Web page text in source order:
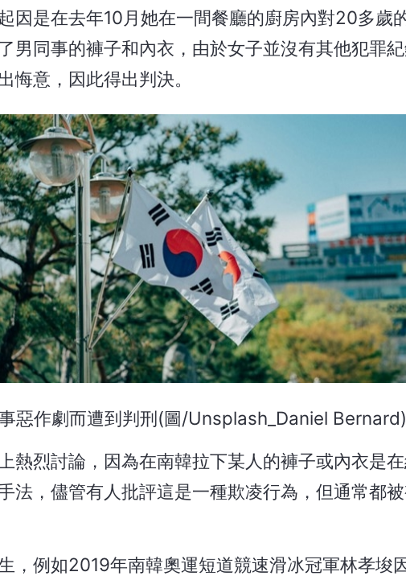
因是在去年10月她在一間餐廳的廚房內對20多歲
男同事的褲子和內衣，由於女子並沒有其他犯罪
悔意，因此得出判決。
惡作劇而遭到判刑(圖/Unsplash_Daniel Bernard)
熱烈討論，因為在南韓拉下某人的褲子或內衣是
法，儘管有人批評這是一種欺凌行為，但通常都
，例如2019年南韓奧運短道競速滑冰冠軍林孝埈